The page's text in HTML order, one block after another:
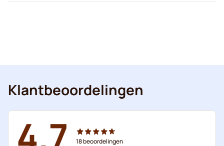
Klantbeoordelingen
18beoordelingen